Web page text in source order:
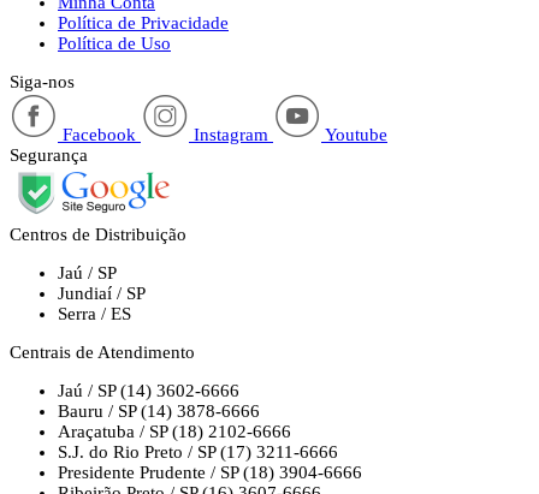
Política de Privacidade
Política de Uso
Siga-nos
Facebook Instagram
Youtube
Segurança
Centros de Distribuição
Jaú / SP
Jundiaí / SP
Serra / ES
Centrais de Atendimento
Jaú / SP (14) 3602-6666
Bauru / SP (14) 3878-6666
Araçatuba / SP (18) 2102-6666
S.J. do Rio Preto / SP (17) 3211-6666
Presidente Prudente / SP (18) 3904-6666